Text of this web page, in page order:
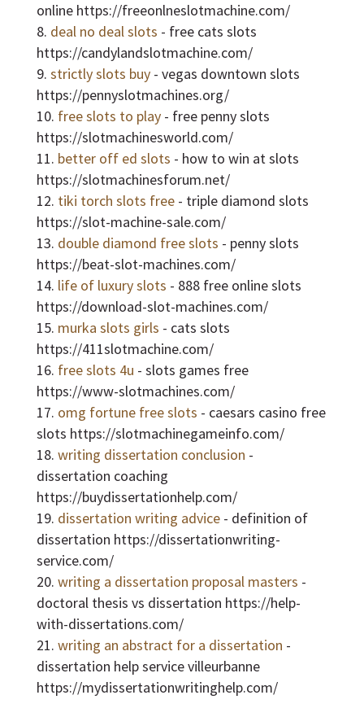
online https://freeonlneslotmachine.com/
deal no deal slots - free cats slots
https://candylandslotmachine.com/
strictly slots buy- vegas downtown slots
https://pennyslotmachines.org/
free slots to play- free penny slots
https://slotmachinesworld.com/
better off ed slots - how to win at slots
https://slotmachinesforum.net/
tiki torch slots free- triple diamond slots
https://slot-machine-sale.com/
double diamond free slots - penny slots
https://beat-slot-machines.com/
life of luxury slots - 888 free online slots
https://download-slot-machines.com/
murka slots girls - cats slots
https://411slotmachine.com/
free slots 4u - slots games free
https://www-slotmachines.com/
omg fortune free slots - caesars casino free
slots https://slotmachinegameinfo.com/
writing dissertation conclusion -
dissertation coaching
https://buydissertationhelp.com/
dissertation writing advice- definition of
dissertation https://dissertationwriting-
service.com/
writing a dissertation proposal masters -
doctoral thesis vs dissertation https://help-
with-dissertations.com/
writing an abstract for a dissertation -
dissertation help service villeurbanne
https://mydissertationwritinghelp.com/